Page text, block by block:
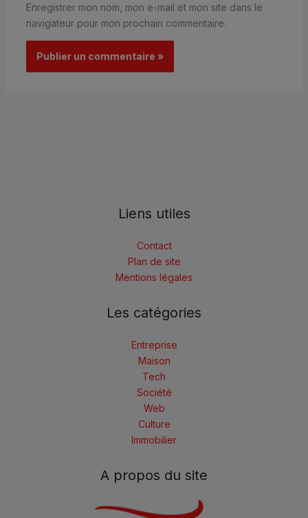
Enregistrer mon nom, mon e-mail et mon site dans le
navigateur pour mon prochain commentaire.
Liens utiles
Contact
Plan de site
Mentions légales
Les catégories
Entreprise
Maison
Tech
Société
Web
Culture
Immobilier
A propos du site